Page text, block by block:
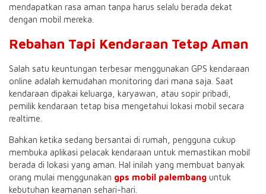
mendapatkan rasa aman tanpa harus selalu berada dekat
dengan mobil mereka.
Rebahan Tapi Kendaraan Tetap Aman
Salah satu keuntungan terbesar menggunakan GPS kendaraan
online adalah kemudahan monitoring dari mana saja. Saat
kendaraan dipakai keluarga, karyawan, atau sopir pribadi,
pemilik kendaraan tetap bisa mengetahui lokasi mobil secara
realtime.
Bahkan ketika sedang bersantai di rumah, pengguna cukup
membuka aplikasi pelacak kendaraan untuk memastikan mobil
berada di lokasi yang aman. Hal inilah yang membuat banyak
orang mulai menggunakan gps mobil palembang untuk
kebutuhan keamanan sehari-hari.